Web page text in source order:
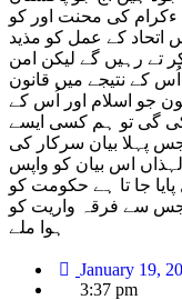
ءکرام کی محنت اور کو
اتحاد کے عمل کو مذید
کر تے رہیں گے لیکن امن
اُس کے نتیجے میں قانون
جو اسلام اور اُس کے
گی تو ہم کسی ایسے
پہلا بیان سرکار کی
اس بیان کو واپس
جا تا ہے حکومت کو
جس سے فرقہ واریت کو
ہوا ملے
January 19,
3:37 pm